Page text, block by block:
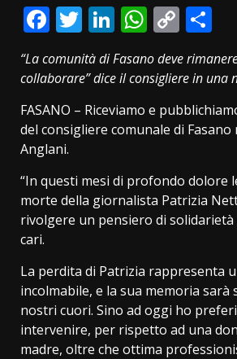
Facebook
Twitter
LinkedIn
Copy
Link
“La comunità di Fasano deve
collaborare” dice il consigliere in una
FASANO – Riceviamo e
del consigliere comunale di Fasano
Anglani.
“In questi mesi di profondo dolore
morte della giornalista Patrizia
rivolgere un pensiero di
cari.
La perdita di Patrizia rappresenta
incolmabile, e la sua memoria sarà
nostri cuori. Sino ad oggi ho
intervenire, per rispetto ad una
madre, oltre che ottima